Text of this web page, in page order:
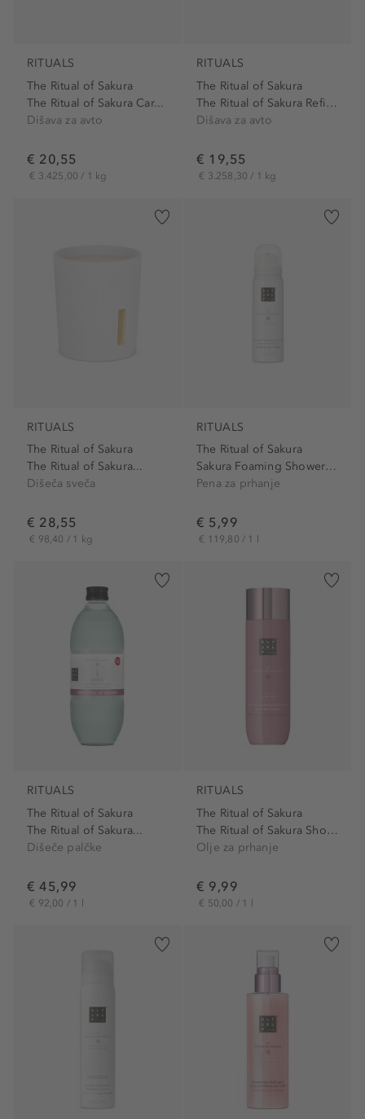
RITUALS
The Ritual of Sakura
The Ritual of Sakura Car...
Dišava za avto
€ 20,55
€ 3.425,00 / 1 kg
RITUALS
The Ritual of Sakura
The Ritual of Sakura Refill...
Dišava za avto
€ 19,55
€ 3.258,30 / 1 kg
RITUALS
The Ritual of Sakura
The Ritual of Sakura...
Dišeča sveča
€ 28,55
€ 98,40 / 1 kg
RITUALS
The Ritual of Sakura
Sakura Foaming Shower Gel
Pena za prhanje
€ 5,99
€ 119,80 / 1 l
RITUALS
The Ritual of Sakura
The Ritual of Sakura...
Dišeče palčke
€ 45,99
€ 92,00 / 1 l
RITUALS
The Ritual of Sakura
The Ritual of Sakura Shower...
Olje za prhanje
€ 9,99
€ 50,00 / 1 l